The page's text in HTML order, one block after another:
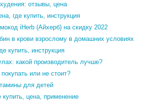
отзывы, цена
где купить, инструкция
iHerb (Айхерб) на скидку 2022
в крови взрослому в домашних условиях
купить, инструкция
какой производитель лучше?
или не стоит?
для детей
купить, цена, применение